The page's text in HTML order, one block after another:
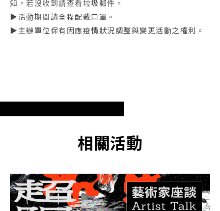
知，若沒收到請查看垃圾郵件。
▶活動期間請全程配戴口罩。
▶主辦單位保有因應疫情狀況調整與變更活動之權利。
相關活動